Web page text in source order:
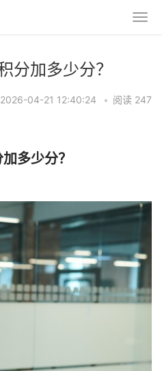
分加多少分？
04-21 12:40:24 • 阅读 247
多少分？